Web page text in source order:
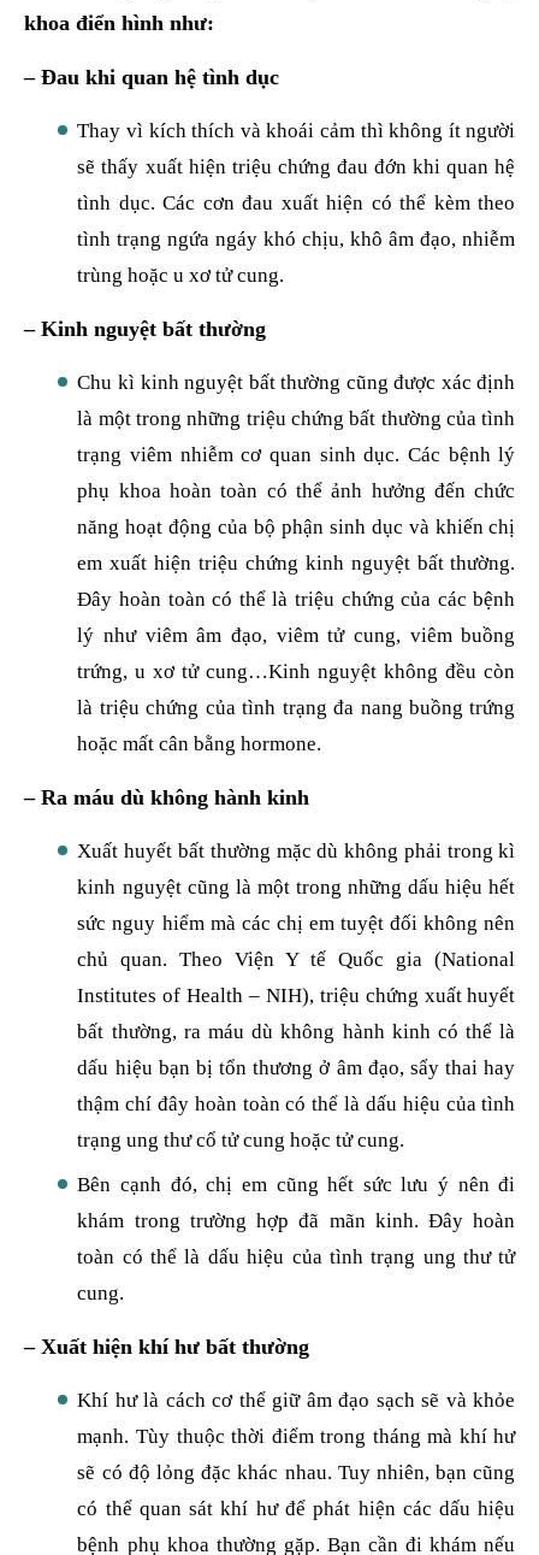
khoa điển hình như:
– Đau khi quan hệ tình dục
Thay vì kích thích và khoái cảm thì không ít người
sẽ thấy xuất hiện triệu chứng đau đớn khi quan hệ
tình dục. Các cơn đau xuất hiện có thể kèm theo
tình trạng ngứa ngáy khó chịu, khô âm đạo, nhiễm
trùng hoặc u xơ tử cung.
– Kinh nguyệt bất thường
Chu kì kinh nguyệt bất thường cũng được xác định
là một trong những triệu chứng bất thường của tình
trạng viêm nhiễm cơ quan sinh dục. Các bệnh lý
phụ khoa hoàn toàn có thể ảnh hưởng đến chức
năng hoạt động của bộ phận sinh dục và khiến chị
em xuất hiện triệu chứng kinh nguyệt bất thường.
Đây hoàn toàn có thể là triệu chứng của các bệnh
lý như viêm âm đạo, viêm tử cung, viêm buồng
trứng, u xơ tử cung…Kinh nguyệt không đều còn
là triệu chứng của tình trạng đa nang buồng trứng
hoặc mất cân bằng hormone.
– Ra máu dù không hành kinh
Xuất huyết bất thường mặc dù không phải trong kì
kinh nguyệt cũng là một trong những dấu hiệu hết
sức nguy hiểm mà các chị em tuyệt đối không nên
chủ quan. Theo Viện Y tế Quốc gia (National
Institutes of Health – NIH), triệu chứng xuất huyết
bất thường, ra máu dù không hành kinh có thể là
dấu hiệu bạn bị tổn thương ở âm đạo, sẩy thai hay
thậm chí đây hoàn toàn có thể là dấu hiệu của tình
trạng ung thư cổ tử cung hoặc tử cung.
Bên cạnh đó, chị em cũng hết sức lưu ý nên đi
khám trong trường hợp đã mãn kinh. Đây hoàn
toàn có thể là dấu hiệu của tình trạng ung thư tử
cung.
– Xuất hiện khí hư bất thường
Khí hư là cách cơ thể giữ âm đạo sạch sẽ và khỏe
mạnh. Tùy thuộc thời điểm trong tháng mà khí hư
sẽ có độ lỏng đặc khác nhau. Tuy nhiên, bạn cũng
có thể quan sát khí hư để phát hiện các dấu hiệu
bệnh phụ khoa thường gặp. Bạn cần đi khám nếu